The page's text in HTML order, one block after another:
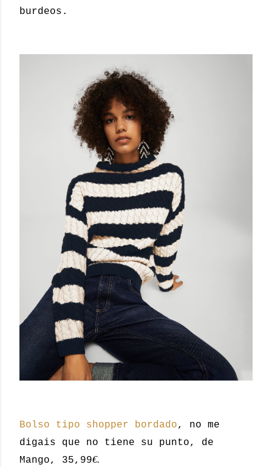
burdeos.
Bolso tipo shopper bordado, no me
digais que no tiene su punto, de
Mango, 35,99€.